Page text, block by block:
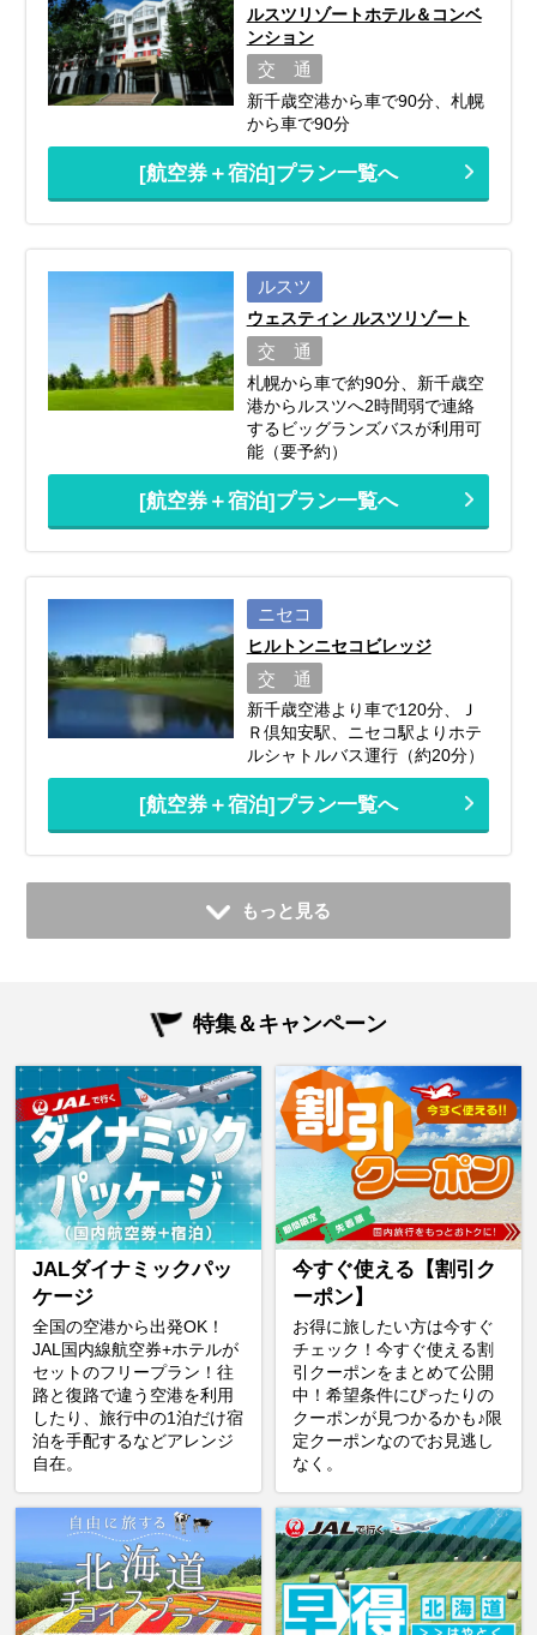
ルスツリゾートホテル＆コンベ
ンション
交 通
新千歳空港から車で90分、札幌
から車で90分
[航空券＋宿泊]プラン一覧へ
ルスツ
ウェスティン ルスツリゾート
交 通
札幌から車で約90分、新千歳空
港からルスツへ2時間弱で連絡
するビッグランズバスが利用可
能（要予約）
[航空券＋宿泊]プラン一覧へ
ニセコ
ヒルトンニセコビレッジ
交 通
新千歳空港より車で120分、Ｊ
Ｒ倶知安駅、ニセコ駅よりホテ
ルシャトルバス運行（約20分）
[航空券＋宿泊]プラン一覧へ
もっと見る
特集＆キャンペーン
JALダイナミックパッ
ケージ
全国の空港から出発OK！
JAL国内線航空券+ホテルが
セットのフリープラン！往
路と復路で違う空港を利用
したり、旅行中の1泊だけ宿
泊を手配するなどアレンジ
自在。
今すぐ使える【割引ク
ーポン】
お得に旅したい方は今すぐ
チェック！今すぐ使える割
引クーポンをまとめて公開
中！希望条件にぴったりの
クーポンが見つかるかも♪限
定クーポンなのでお見逃し
なく。